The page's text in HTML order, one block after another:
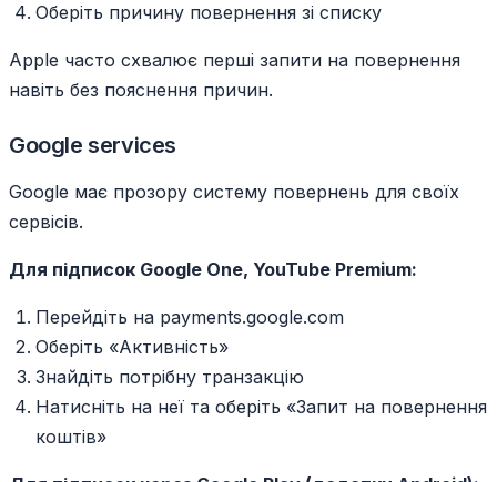
Оберіть причину повернення зі списку
Apple часто схвалює перші запити на повернення
навіть без пояснення причин.
Google services
Google має прозору систему повернень для своїх
сервісів.
Для підписок Google One, YouTube Premium:
Перейдіть на payments.google.com
Оберіть «Активність»
Знайдіть потрібну транзакцію
Натисніть на неї та оберіть «Запит на повернення
коштів»